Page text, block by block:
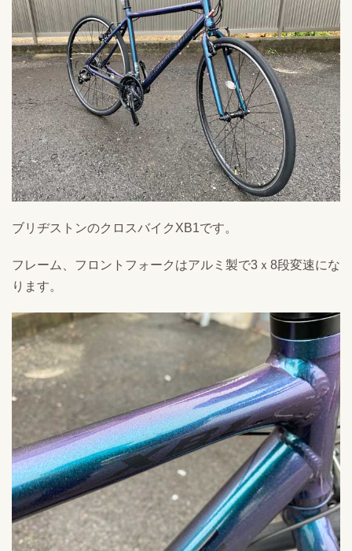
ブリヂストンのクロスバイクXB1です。
フレーム、フロントフォークはアルミ製で3ｘ8段変速にな
ります。